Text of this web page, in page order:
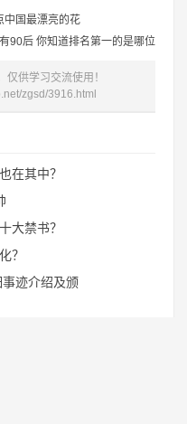
中国最漂亮的花
90后 你知道排名第一的是哪位
供学习交流使用！
zgsd/3916.html
在其中？
大禁书？
？
迹介绍及颁